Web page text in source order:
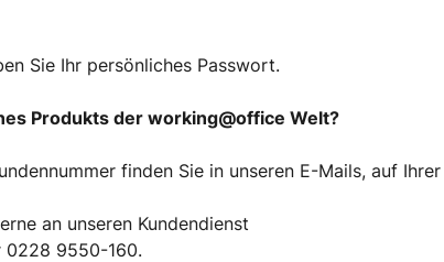
Sie Ihr persönliches Passwort.
Produkts der working@office Welt?
finden Sie in unseren E-Mails, auf Ihrer
an unseren Kundendienst
0228 9550-160.